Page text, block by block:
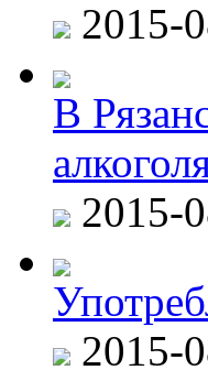
2015-
В
2015-
2015-